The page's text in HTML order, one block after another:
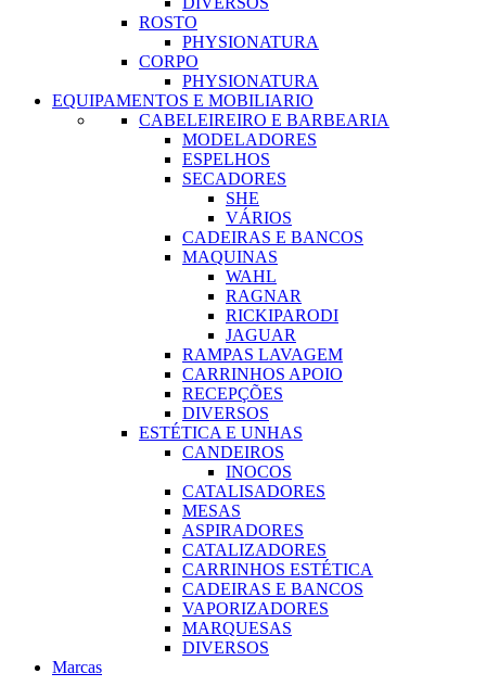
ROSTO
PHYSIONATURA
CORPO
PHYSIONATURA
EQUIPAMENTOS E MOBILIARIO
CABELEIREIRO E BARBEARIA
MODELADORES
ESPELHOS
SECADORES
SHE
VÁRIOS
CADEIRAS E BANCOS
MAQUINAS
WAHL
RAGNAR
RICKIPARODI
JAGUAR
RAMPAS LAVAGEM
CARRINHOS APOIO
RECEPÇÕES
DIVERSOS
ESTÉTICA E UNHAS
CANDEIROS
INOCOS
CATALISADORES
MESAS
ASPIRADORES
CATALIZADORES
CARRINHOS ESTÉTICA
CADEIRAS E BANCOS
VAPORIZADORES
MARQUESAS
DIVERSOS
Marcas